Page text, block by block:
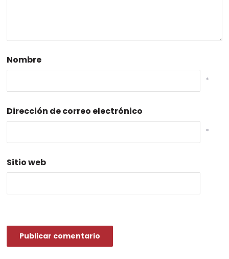
Nombre
*
Dirección de correo electrónico
*
Sitio web